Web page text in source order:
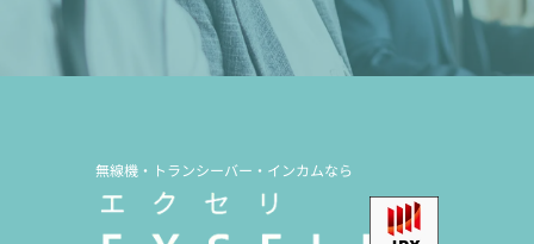
無線機・トランシーバー・インカムなら